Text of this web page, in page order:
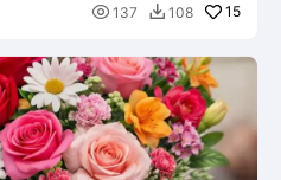
 137  108 15